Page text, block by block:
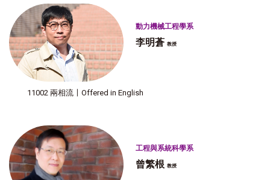
動力機械工程學系
李明蒼 教授
11002 兩相流〡Offered in English
工程與系統科學系
曾繁根 教授